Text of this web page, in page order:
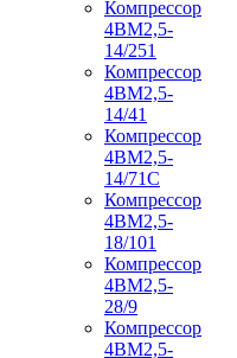
Компрессор
4ВМ2,5-
14/251
Компрессор
4ВМ2,5-
14/41
Компрессор
4ВМ2,5-
14/71C
Компрессор
4ВМ2,5-
18/101
Компрессор
4ВМ2,5-
28/9
Компрессор
4ВМ2,5-